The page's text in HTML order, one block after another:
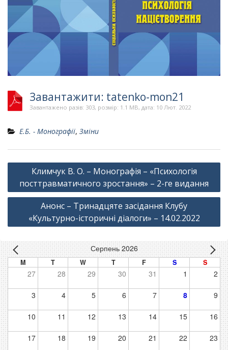
Завантажити: tatenko-mon21
Завантажено разів: 303, розмір: 1.1 MB, дата: 10 Лют. 2022
Е.Б. - Монографії, Зміни
Навігація
записів
Климчук В. О. – Монографія – «Психологія
посттравматичного зростання» – 2-ге видання
Анонс – Тринадцяте засідання Клубу
«Культурно-історичні діалоги» – 14.02.2022
Серпень 2026
M T W T F S S
27 28 29 30 31 1 2
3 4 5 6 7 8 9
10 11 12 13 14 15 16
17 18 19 20 21 22 23